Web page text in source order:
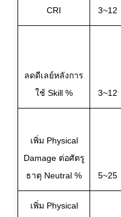
CRI 3~12
ลดดีเลย์หลังการ
ใช้ Skill %
3~12
เพิ่ม Physical
Damage ต่อศัตรู
ธาตุ Neutral %
5~25
เพิ่ม Physical